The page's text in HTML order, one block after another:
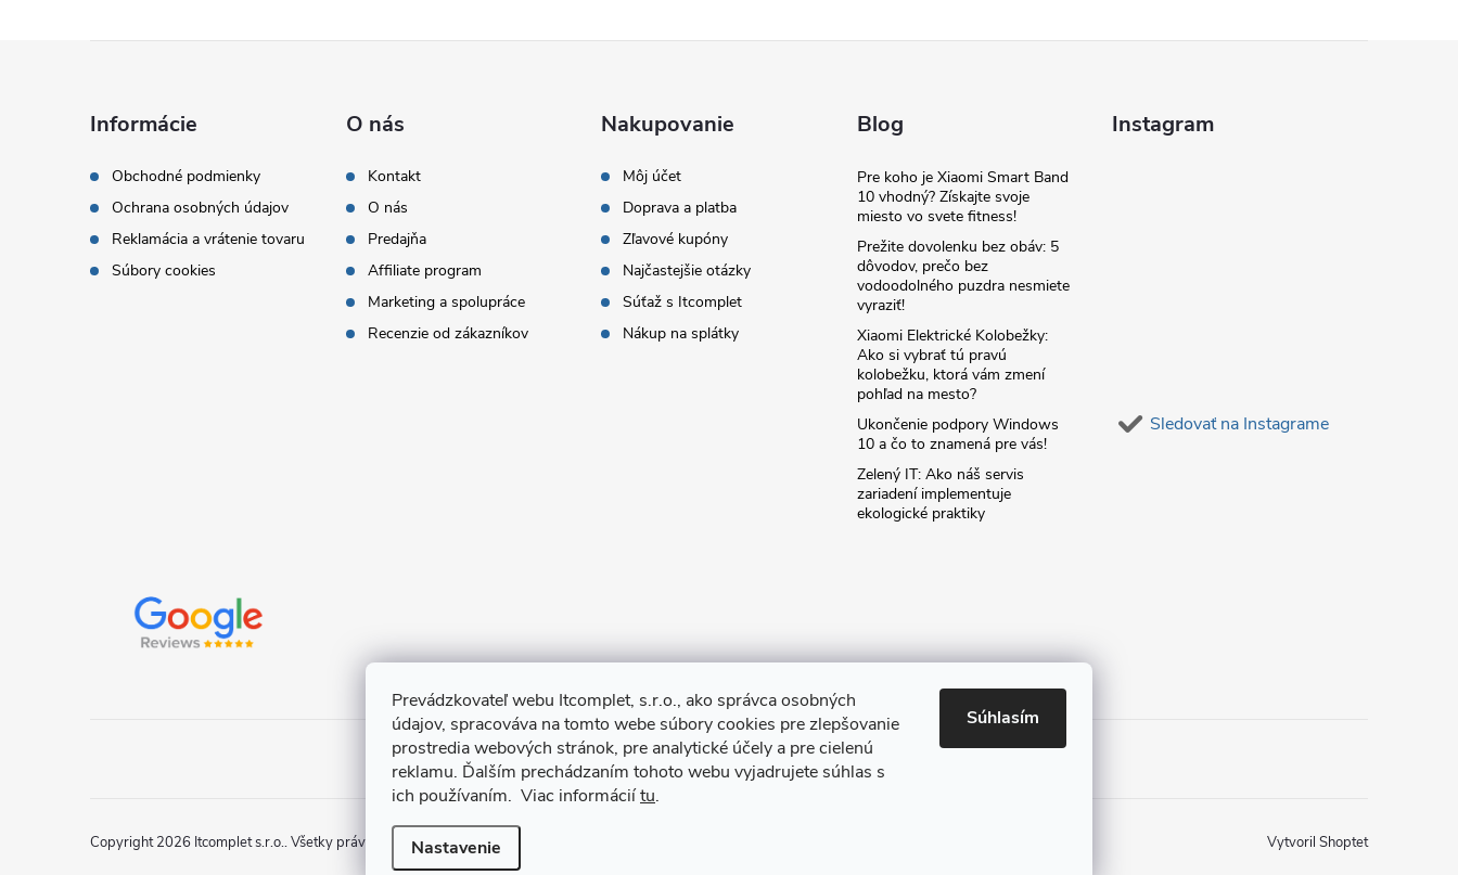
Prevádzkovateľ webu Itcomplet, s.r.o., ako správca osobných
údajov, spracováva na tomto webe súbory cookies pre zlepšovanie
prostredia webových stránok, pre analytické účely a pre cielenú
reklamu. Ďalším prechádzaním tohoto webu vyjadrujete súhlas s
ich používaním. Viac informáciítu.
Nastavenie
Súhlasím
Informácie
Obchodné podmienky
Ochrana osobných údajov
Reklamácia a vrátenie tovaru
Súbory cookies
O nás
Kontakt
O nás
Predajňa
Affiliate program
Marketing a spolupráce
Recenzie od zákazníkov
Nakupovanie
Môj účet
Doprava a platba
Zľavové kupóny
Najčastejšie otázky
Súťaž s Itcomplet
Nákup na splátky
Blog
Pre koho je Xiaomi Smart Band
10 vhodný? Získajte svoje
miesto vo svete fitness!
Prežite dovolenku bez obáv: 5
dôvodov, prečo bez
vodoodolného puzdra nesmiete
vyraziť!
Xiaomi Elektrické Kolobežky:
Ako si vybrať tú pravú
kolobežku, ktorá vám zmení
pohľad na mesto?
Ukončenie podpory Windows
10 a čo to znamená pre vás!
Zelený IT: Ako náš servis
zariadení implementuje
ekologické praktiky
Instagram
Sledovať na Instagrame
Vytvoril Shoptet
Copyright 2026 Itcomplet s.r.o.. Všetky práva vyhradené.Upraviť nastavenie cookies